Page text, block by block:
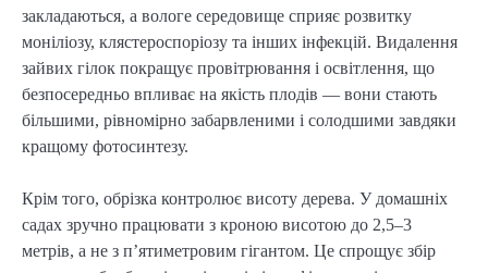
закладаються, а вологе середовище сприяє розвитку
моніліозу, клястероспоріозу та інших інфекцій. Видалення
зайвих гілок покращує провітрювання і освітлення, що
безпосередньо впливає на якість плодів — вони стають
більшими, рівномірно забарвленими і солодшими завдяки
кращому фотосинтезу.
Крім того, обрізка контролює висоту дерева. У домашніх
садах зручно працювати з кроною висотою до 2,5–3
метрів, а не з п’ятиметровим гігантом. Це спрощує збір